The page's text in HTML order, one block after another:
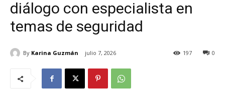
diálogo con especialista en
temas de seguridad
By Karina Guzmán julio 7, 2026 0
197